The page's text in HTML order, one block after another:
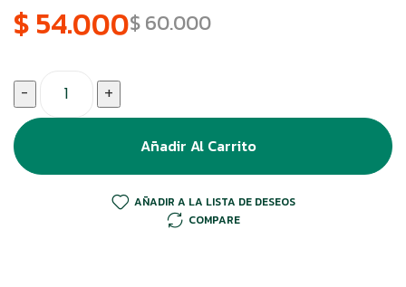
$60.000
El
precio
original
era:
$ 60.000.
$54.000
El
precio
actual
es:
$ 54.000.
-
Cantidad
+
Añadir Al Carrito
AÑADIR A LA LISTA DE DESEOS
COMPARE